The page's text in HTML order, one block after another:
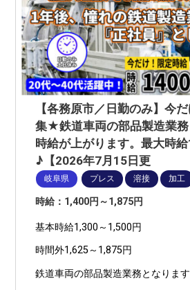
【各務原市／日勤のみ】今
集★鉄道車両の部品製造業
時給が上がります。最大時
♪【2026年7月15日更
岐阜県 プレス 溶接 加工
時給：1,400円～1,875円
基本時給1,300～1,500円
時間外1,625～1,875円
鉄道車両の部品製造業務となります